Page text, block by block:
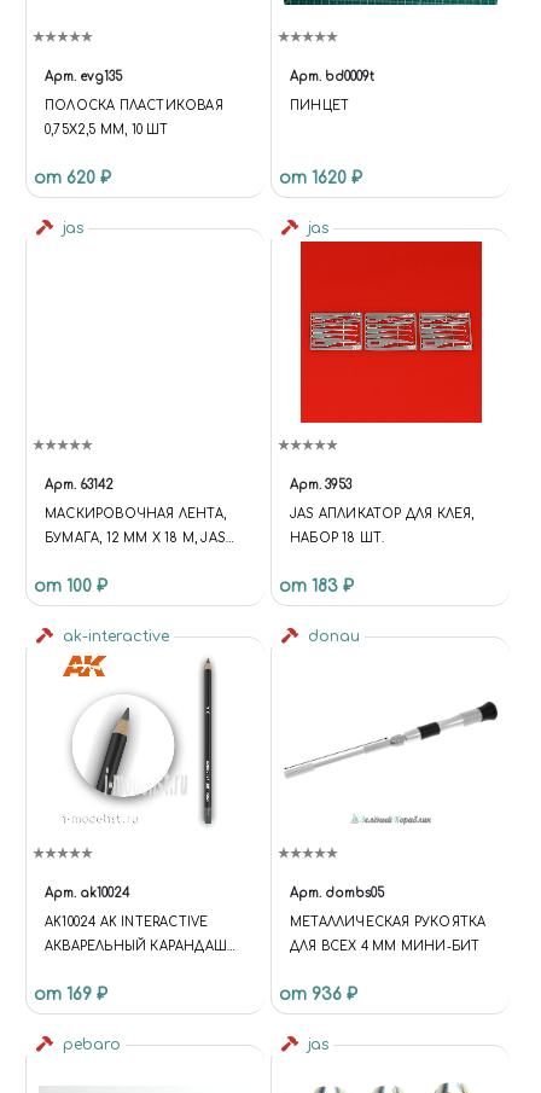
Арт. evg135
ПОЛОСКА ПЛАСТИКОВАЯ
0,75Х2,5 ММ, 10 ШТ
от 620 ₽
Арт. bd0009t
ПИНЦЕТ
от 1620 ₽
jas
Арт. 63142
МАСКИРОВОЧНАЯ ЛЕНТА,
БУМАГА, 12 ММ Х 18 М, JAS
от 100 ₽
jas
Арт. 3953
JAS АПЛИКАТОР ДЛЯ КЛЕЯ,
НАБОР 18 ШТ.
от 183 ₽
ak-interactive
Арт. ak10024
AK10024 AK INTERACTIVE
АКВАРЕЛЬНЫЙ КАРАНДАШ
WATERCOLOR PENCIL DARK
GREY
от 169 ₽
donau
Арт. dombs05
МЕТАЛЛИЧЕСКАЯ РУКОЯТКА
ДЛЯ ВСЕХ 4 ММ МИНИ-БИТ
от 936 ₽
pebaro jas